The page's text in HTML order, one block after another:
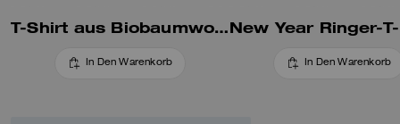
T-Shirt aus Biobaumwolle mit „Horse and Carriage“-Motiv
In Den Warenkorb In Den Warenkorb